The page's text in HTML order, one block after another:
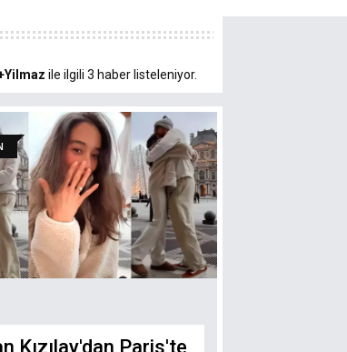
ile ilgili 3 haber listeleniyor.
Kızılay'dan Paris'te